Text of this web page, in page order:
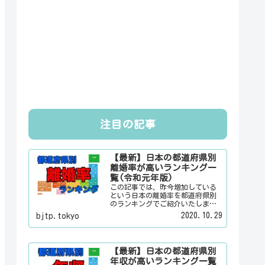
注目の記事
【最新】日本の都道府県別
離婚率が高いランキング一
覧(令和元年版)
この記事では、昨今増加している
という日本の離婚率を都道府県別
のランキングでご紹介いたしま
す。日本人は３組に１組が離婚す
るというのは本当なのかその真偽
は？その他にも、大日本観光新聞
スポット・デートスポット・パワ
ースポット・心霊スポットなどの
各都道府県の観光情報・ローカル
bjtp.tokyo 2020.10.29
【最新】日本の都道府県別
年収が高いランキング一覧